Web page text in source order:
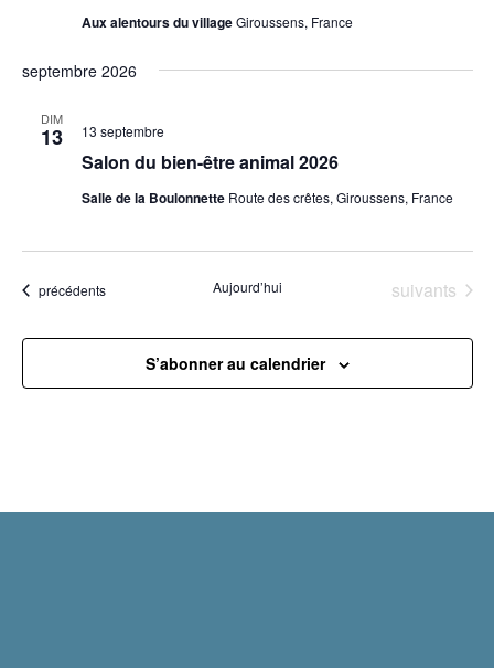
Aux alentours du villageGiroussens, France
septembre 2026
DIM
13
Salon du bien-être animal 2026
13 septembre
Salle de la Boulonnette Route des crêtes, Giroussens, France
Évènements
précédents Aujourd’hui Évènements
suivants
S’abonner au calendrier